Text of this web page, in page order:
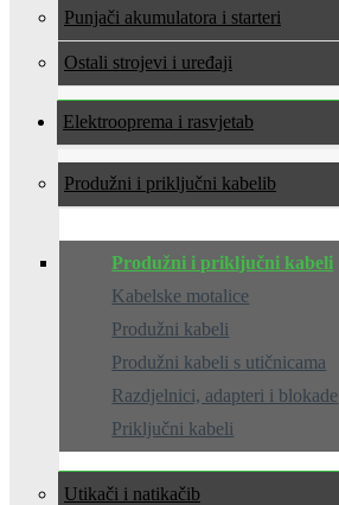
Punjači akumulatora i starteri
Ostali strojevi i uređaji
Elektrooprema i rasvjeta
Produžni i priključni kabeli
Produžni i priključni kabeli
Kabelske motalice
Produžni kabeli
Produžni kabeli s utičnicama
Razdjelnici, adapteri i blokade
Priključni kabeli
Utikači i natikači